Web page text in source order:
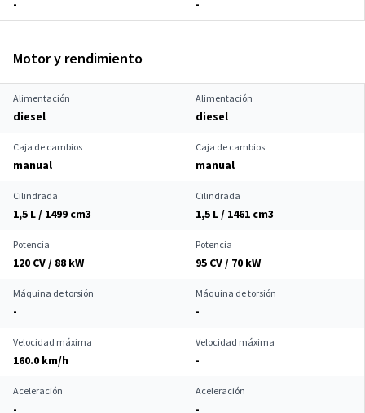
- -
Motor y rendimiento
Alimentación
diesel
Alimentación
diesel
Caja de cambios
manual
Caja de cambios
manual
Cilindrada
1,5 L / 1499 cm3
Cilindrada
1,5 L / 1461 cm3
Potencia
120 CV / 88 kW
Potencia
95 CV / 70 kW
Máquina de torsión
-
Máquina de torsión
-
Velocidad máxima
160.0 km/h
Velocidad máxima
-
Aceleración
-
Aceleración
-